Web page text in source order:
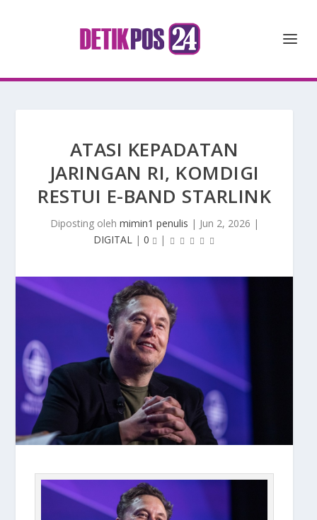
ATASI KEPADATAN
JARINGAN RI, KOMDIGI
RESTUI E-BAND STARLINK
Diposting oleh mimin1 penulis | Jun 2, 2026 |
DIGITAL | 0 |